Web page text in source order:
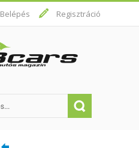
Belépés Regisztráció